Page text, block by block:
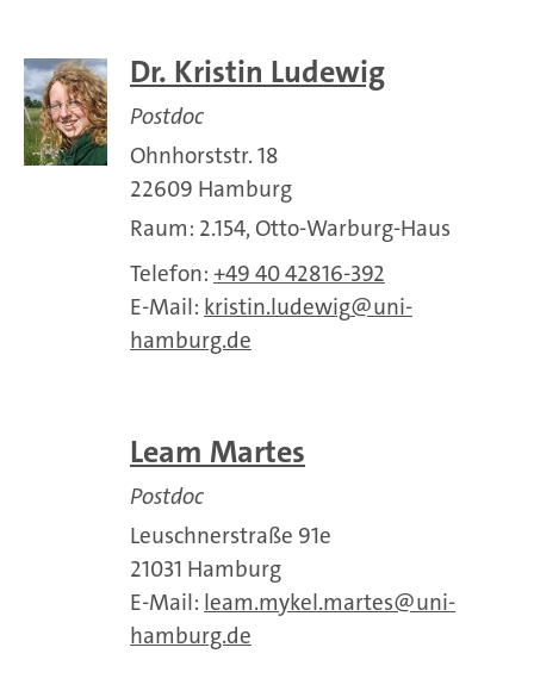
Dr. Kristin Ludewig
Postdoc
Ohnhorststr. 18
22609 Hamburg
Raum: 2.154, Otto-Warburg-Haus
Telefon: +49 40 42816-392
E-Mail: kristin.ludewig
uni-
hamburg.de
Leam Martes
Postdoc
Leuschnerstraße 91e
21031 Hamburg
E-Mail: leam.mykel.martes
uni-
hamburg.de